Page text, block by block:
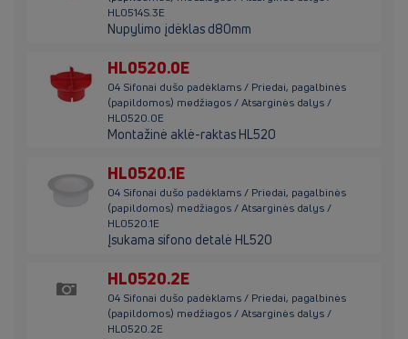
HL0514S.3E
Nupylimo įdėklas d80mm
HL0520.0E
04 Sifonai dušo padėklams / Priedai, pagalbinės
(papildomos) medžiagos / Atsarginės dalys /
HL0520.0E
Montažinė aklė-raktas HL520
HL0520.1E
04 Sifonai dušo padėklams / Priedai, pagalbinės
(papildomos) medžiagos / Atsarginės dalys /
HL0520.1E
Įsukama sifono detalė HL520
HL0520.2E
04 Sifonai dušo padėklams / Priedai, pagalbinės
(papildomos) medžiagos / Atsarginės dalys /
HL0520.2E